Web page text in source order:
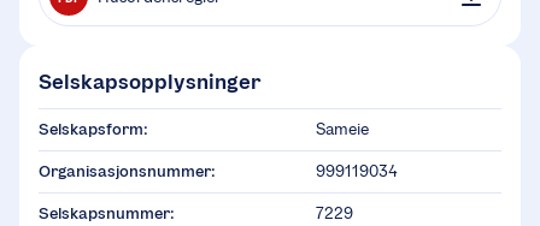
Selskapsopplysninger
Selskapsform: Sameie
Organisasjonsnummer: 999119034
Selskapsnummer: 7229